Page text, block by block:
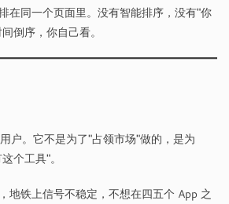
在同一个页面里。没有智能排序，没有"你
倒序，你自己看。
户。它不是为了"占领市场"做的，是为
个工具"。
地铁上信号不稳定，不想在四五个 App 之